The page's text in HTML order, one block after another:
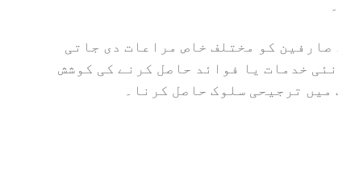
صارفین کو مختلف خاص مراعات دی جاتی
خدمات یا فوائد حاصل کرنے کی کوشش
ترجیحی سلوک حاصل کرنا۔